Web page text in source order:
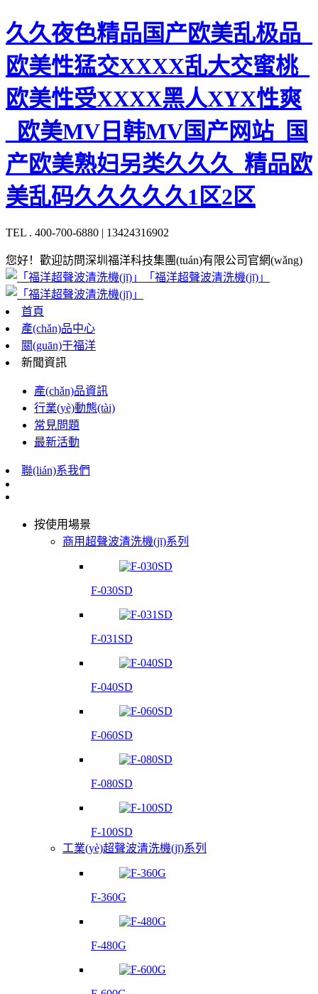
久久夜色精品国产欧美乱极品_
欧美性猛交XXXX乱大交蜜桃_
欧美性受XXXX黑人XYX性爽
_欧美MV日韩MV国产网站_国
产欧美熟妇另类久久久_精品欧
美乱码久久久久久1区2区
TEL . 400-700-6880 | 13424316902
您好！歡迎訪問深圳福洋科技集團(tuán)有限公司官網(wǎng)
「福洋超聲波清洗機(jī)」
首頁
產(chǎn)品中心
關(guān)于福洋
新聞資訊
產(chǎn)品資訊
行業(yè)動態(tài)
常見問題
最新活動
聯(lián)系我們
按使用場景
商用超聲波清洗機(jī)系列
F-030SD
F-031SD
F-040SD
F-060SD
F-080SD
F-100SD
工業(yè)超聲波清洗機(jī)系列
F-360G
F-480G